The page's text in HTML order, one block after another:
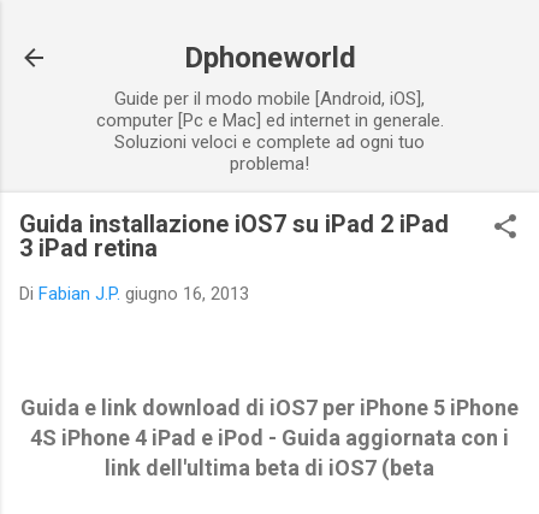
Dphoneworld
Guide per il modo mobile [Android, iOS],
computer [Pc e Mac] ed internet in generale.
Soluzioni veloci e complete ad ogni tuo
problema!
Guida installazione iOS7 su iPad 2 iPad
3 iPad retina
Di Fabian J.P. giugno 16, 2013
Guida e link download di iOS7 per iPhone 5 iPhone
4S iPhone 4 iPad e iPod - Guida aggiornata con i
link dell'ultima beta di iOS7 (beta